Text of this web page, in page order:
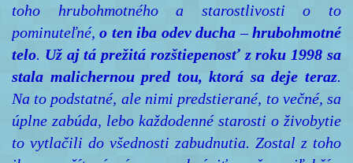
toho hrubohmotného a starostlivosti o to
pominuteľné,o ten iba odev ducha –hrubohmotné
telo. Už aj tá prežitá rozštiepenosť z roku 1998 sa
stala malichernou pred tou, ktorá sa deje teraz.
Na to podstatné, ale nimi predstierané, to večné, sa
úplne zabúda, lebo každodenné starosti o živobytie
to vytlačili do všednosti zabudnutia. Zostal z toho